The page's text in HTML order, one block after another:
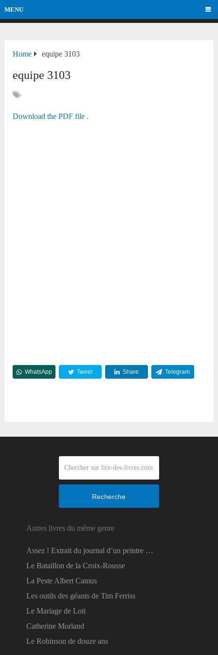
MENU
Home equipe 3103
equipe 3103
Download the PDF file .
WhatsApp Tweet Share Telegram
Recherche
Autres livres du même genre
Assez ! Extrait du journal d’un peintre …
Le Bataillon de la Croix-Rousse
La Peste Albert Camus
Les outils des géants de Tim Ferriss
Le Mariage de Loti
Catherine Morland
Le Robinson de douze ans